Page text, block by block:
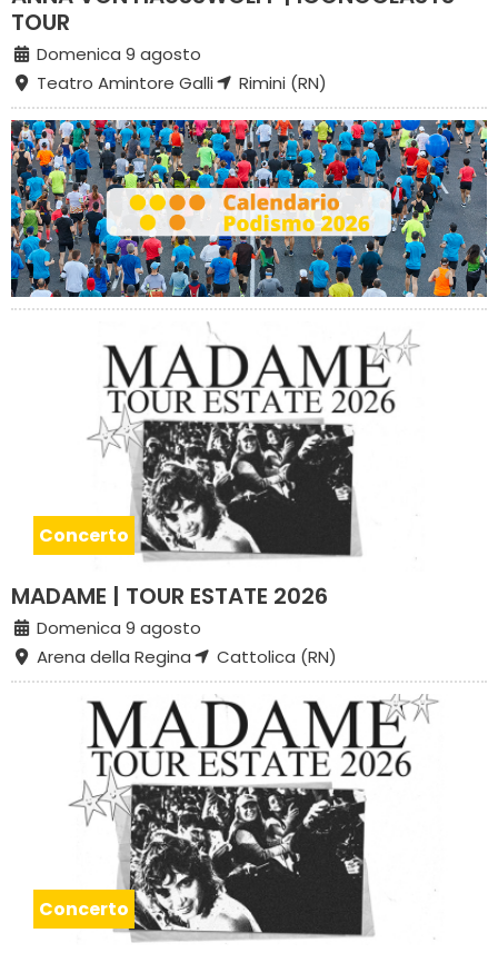
TOUR
Domenica 9 agosto
Teatro Amintore Galli
Rimini (RN)
Concerto
MADAME | TOUR ESTATE 2026
Domenica 9 agosto
Arena della Regina
Cattolica (RN)
Concerto